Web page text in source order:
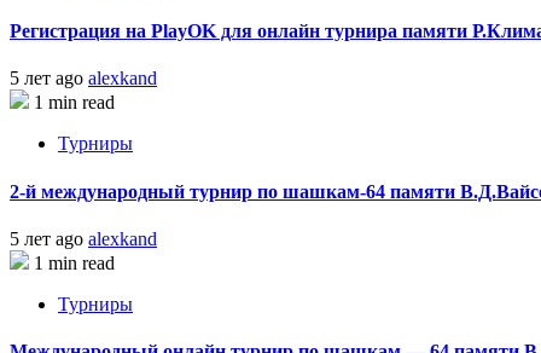
Регистрация на PlayOK для онлайн турнира памяти
5 лет ago alexkand
1 min read
Турниры
2-й международный турнир по шашкам-64 памяти
5 лет ago alexkand
1 min read
Турниры